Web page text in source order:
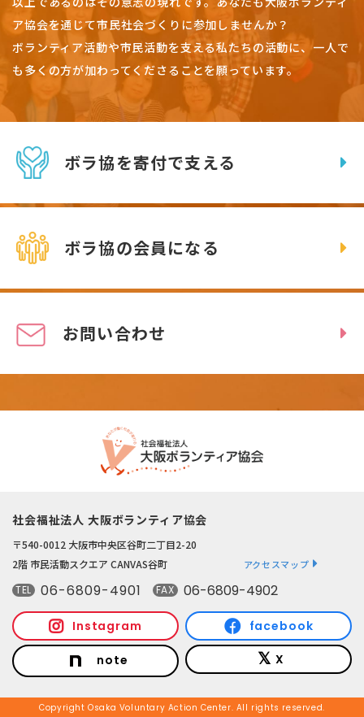
ア協会を通じて市民社会づくりに参加しませんか？
ボランティア活動や市民活動を支える私たちの活動に、一人で
も多くの方が加わってくださることを願っています。
ボラ協を寄付で支える
ボラ協の会員になる
お問い合わせ
社会福祉法人 大阪ボランティア協会
〒540-0012 大阪市中央区谷町二丁目2-20
2階 市民活動スクエア CANVAS谷町
アクセスマップ
TEL 06-6809-4901 FAX 06-6809-4902
Instagram facebook
note X
Copyright Osaka Voluntary Action Center. All rights reserved.